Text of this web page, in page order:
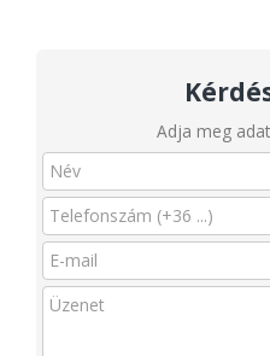
Adja meg